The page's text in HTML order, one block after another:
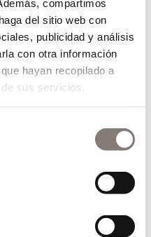
compartimos
del sitio web con
publicidad y análisis
con otra información
hayan recopilado a
sus servicios.